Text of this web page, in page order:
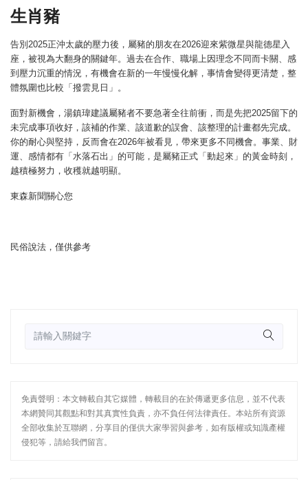
生肖豬
告別2025正沖太歲的壓力後，屬豬的朋友在2026迎來紫微星與龍德星入
座，被視為大翻身的關鍵年。過去在合作、職場上因理念不同而卡關、感
到壓力沉重的情況，有機會在新的一年慢慢化解，事情會變得更清楚，整
體氛圍也比較「撥雲見日」。
面對新機會，湯鎮瑋建議屬豬者不要急著全往前衝，而是先把2025留下的
未完成事項收好，該補的作業、該道歉的誤會、該整理的計畫都先完成。
你的耐心與堅持，反而會在2026年被看見，帶來更多不同機會。事業、財
運、感情都有「水落石出」的可能，是屬豬正式「動起來」的黃金時刻，
越積極努力，收穫就越明顯。
東森新聞關心您
民俗說法，僅供參考
免責聲明：本文轉載自其它媒體，轉載目的在於傳遞更多信息，並不代表
本網贊同其觀點和對其真實性負責，亦不負任何法律責任。本站所有資源
全部收集於互聯網，分享目的僅供大家學習與參考，如有版權或知識產權
侵犯等，請給我們留言。